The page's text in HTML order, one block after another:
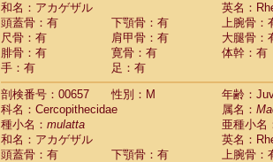
和名：アカゲザル
英名：
頭蓋骨：有
下顎骨：有
上腕骨：
尺骨：有
肩甲骨：有
大腿骨：
腓骨：有
寛骨：有
体幹：有
手：有
足：有
剖検番号：00657
性別：M
年齢：
科名：Cercopithecidae
属名：
種小名： mulatta
亜種小名
和名：アカゲザル
英名：
頭蓋骨：有
下顎骨：有
上腕骨：